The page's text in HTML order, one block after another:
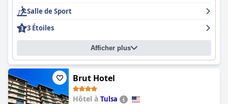
Salle de Sport
3 Étoiles
Afficher plus
Brut Hotel
Hôtel à Tulsa